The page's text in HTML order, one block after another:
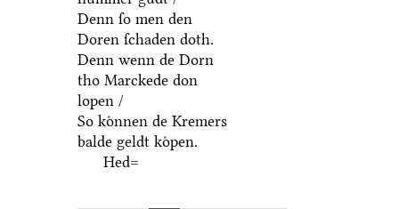
Denn ſo men den
Doren ſchaden doth.
Denn wenn de Dorn
tho Marckede don
lopen /
So koͤnnen de Kremers
balde geldt koͤpen.
Hed=